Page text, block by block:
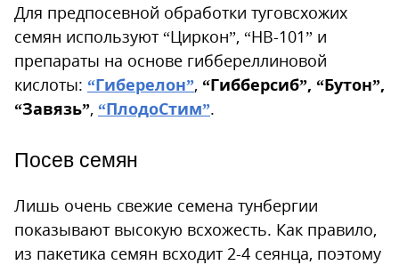
Для предпосевной обработки туговсхожих
семян используют “Циркон”, “НВ-101” и
препараты на основе гиббереллиновой
кислоты: “Гиберелон”, “Гибберсиб”, “Бутон”,
“Завязь”, “ПлодоСтим”.
Посев семян
Лишь очень свежие семена тунбергии
показывают высокую всхожесть. Как правило,
из пакетика семян всходит 2-4 сеянца, поэтому